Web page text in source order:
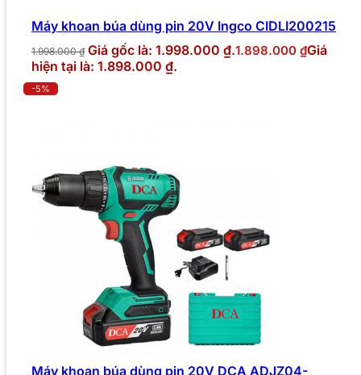
Máy khoan búa dùng pin 20V Ingco CIDLI200215
1.998.000₫ Giá gốc là: 1.998.000 ₫.1.898.000 ₫Giá
hiện tại là: 1.898.000 ₫.
-5%
Máy khoan búa dùng pin 20V DCA ADJZ04-